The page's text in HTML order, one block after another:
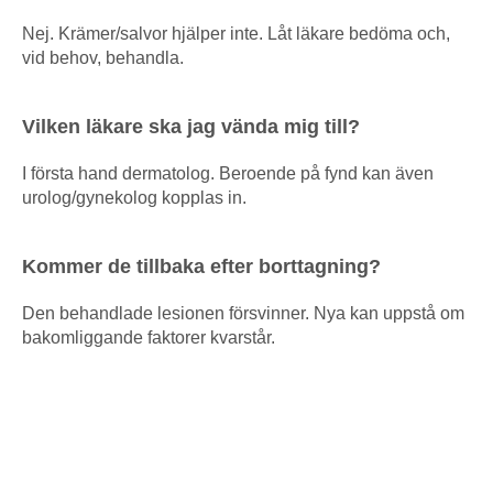
Nej. Krämer/salvor hjälper inte. Låt läkare bedöma och,
vid behov, behandla.
Vilken läkare ska jag vända mig till?
I första hand dermatolog. Beroende på fynd kan även
urolog/gynekolog kopplas in.
Kommer de tillbaka efter borttagning?
Den behandlade lesionen försvinner. Nya kan uppstå om
bakomliggande faktorer kvarstår.